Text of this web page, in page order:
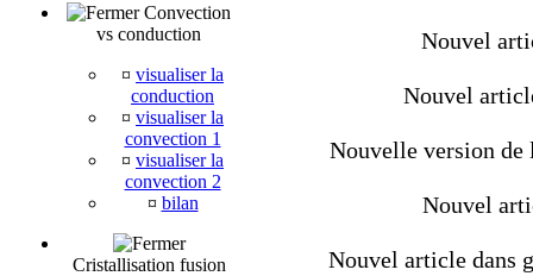
Convection
vs conduction
¤ visualiser la
conduction
¤ visualiser la
convection 1
¤ visualiser la
convection 2
¤ bilan
Cristallisation fusion
Nouvel
Nouvel
Nouvelle version de
Nouvel
Nouvel article dans